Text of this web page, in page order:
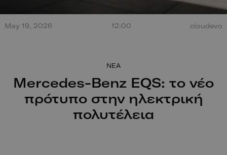
Ο οδηγός βγαίνει
περπατώντας!
100
May 19, 2026 12:00 cloudevo
Mercedes-Benz EQS: το νέο
πρότυπο στην ηλεκτρική
πολυτέλεια
NEA